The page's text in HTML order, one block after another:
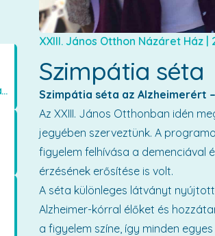
Színpadon a kollégák, szívünkben a lakók
XXIII. János Otthon Názáret Ház |
Szimpátia séta
Szimpátia séta az Alzheimerért
Az XXIII. János Otthonban idén
jegyében szerveztünk. A
figyelem felhívása a demenciával
érzésének erősítése is volt.
A séta különleges látványt
Alzheimer-kórral élőket és
a figyelem színe, így minden